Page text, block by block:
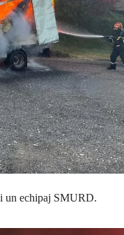
un echipaj SMURD.